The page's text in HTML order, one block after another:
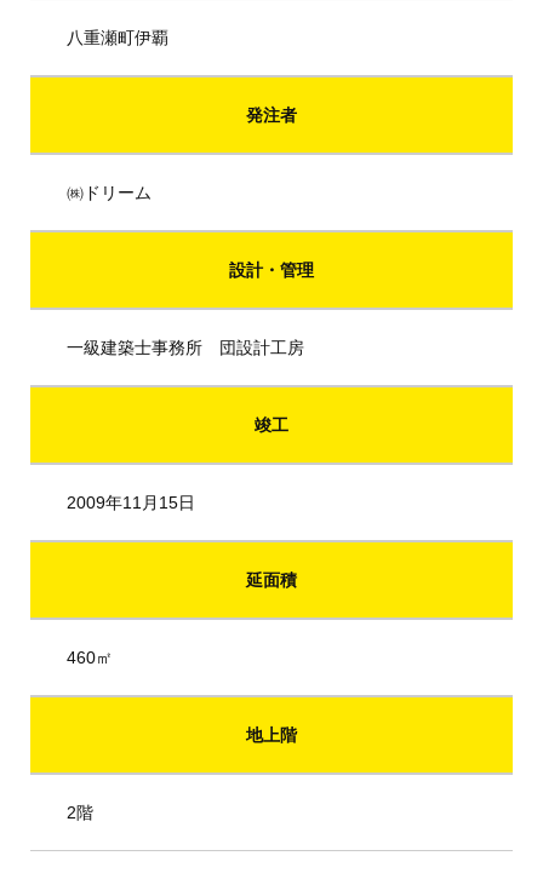
八重瀬町伊覇
発注者
㈱ドリーム
設計・管理
一級建築士事務所 団設計工房
竣工
2009年11月15日
延面積
460㎡
地上階
2階